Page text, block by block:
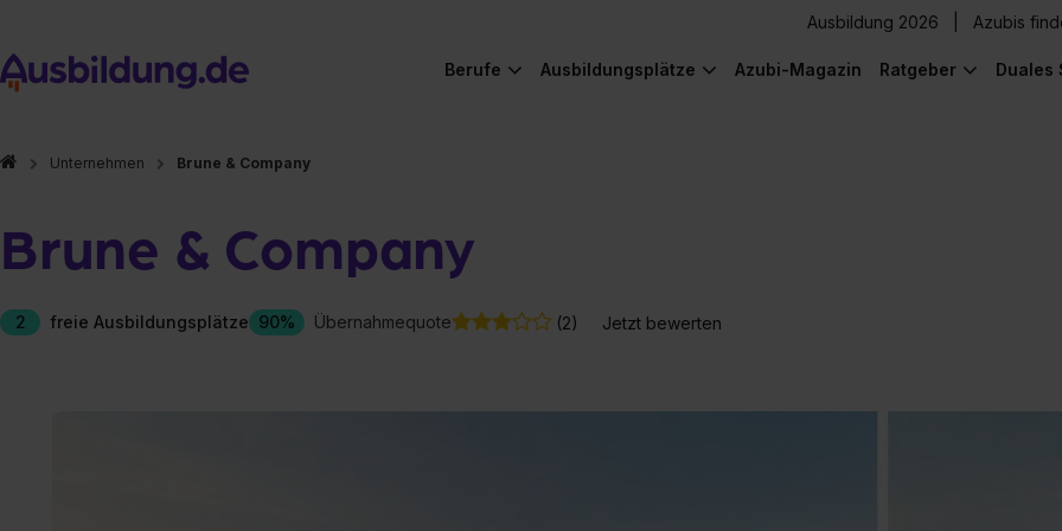
Ausbildung 2026 Azubis
Berufe Ausbildungsplätze Azubi-Magazin Ratgeber Duales
Unternehmen Brune & Company
Brune & Company
2 freie Ausbildungsplätze 90% Übernahmequote (2) Jetzt bewerten